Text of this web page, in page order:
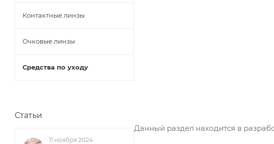
Данный раздел находится в
Контактные линзы
Очковые линзы
Средства по уходу
Статьи
11 ноября 2024